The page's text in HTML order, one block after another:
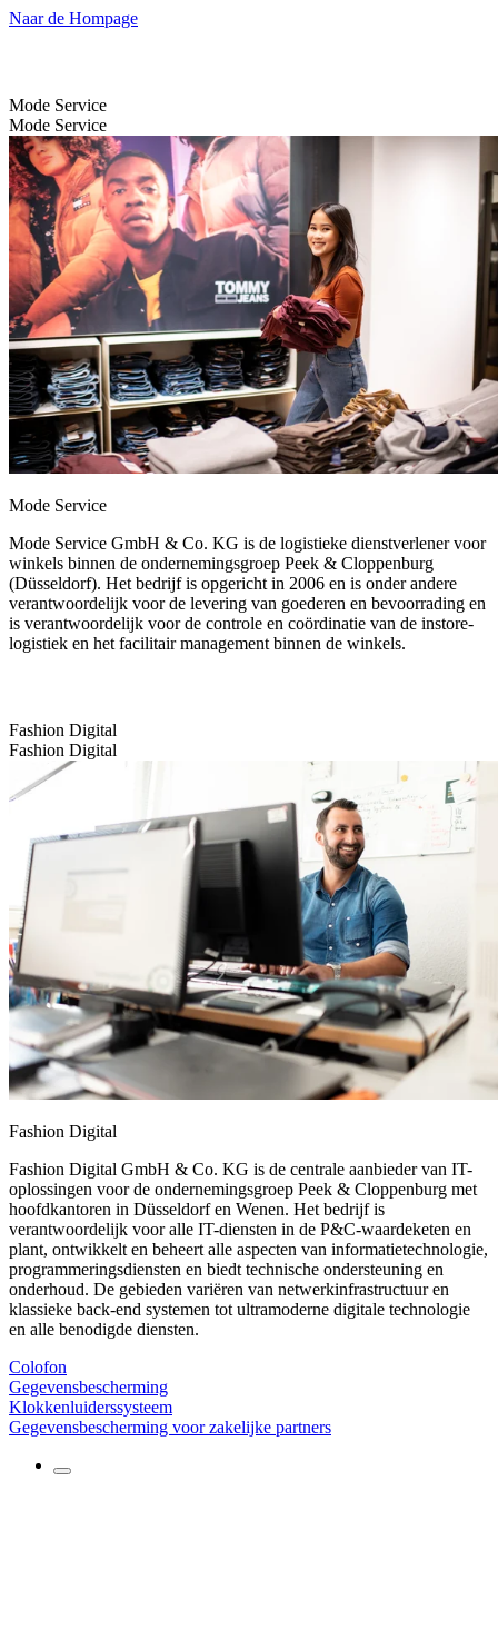
Naar de Hompage
Mode Service
Mode Service
Mode Service
Mode Service GmbH & Co. KG is de logistieke dienstverlener voor
winkels binnen de ondernemingsgroep Peek & Cloppenburg
(Düsseldorf). Het bedrijf is opgericht in 2006 en is onder andere
verantwoordelijk voor de levering van goederen en bevoorrading en
is verantwoordelijk voor de controle en coördinatie van de instore-
logistiek en het facilitair management binnen de winkels.
Fashion Digital
Fashion Digital
Fashion Digital
Fashion Digital GmbH & Co. KG is de centrale aanbieder van IT-
oplossingen voor de ondernemingsgroep Peek & Cloppenburg met
hoofdkantoren in Düsseldorf en Wenen. Het bedrijf is
verantwoordelijk voor alle IT-diensten in de P&C-waardeketen en
plant, ontwikkelt en beheert alle aspecten van informatietechnologie,
programmeringsdiensten en biedt technische ondersteuning en
onderhoud. De gebieden variëren van netwerkinfrastructuur en
klassieke back-end systemen tot ultramoderne digitale technologie
en alle benodigde diensten.
Colofon
Gegevensbescherming
Klokkenluiderssysteem
Gegevensbescherming voor zakelijke partners